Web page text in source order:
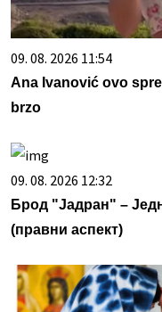
09. 08. 2026 11:54
Ana Ivanović ovo
brzo
09. 08. 2026 12:32
Брод "Јадран" –
(правни аспект)